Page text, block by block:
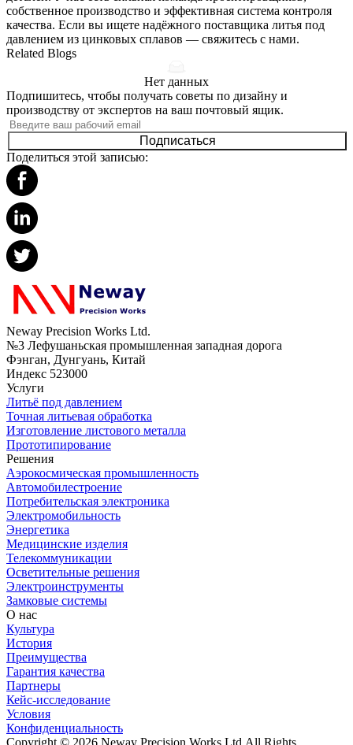
собственное производство и эффективная система контроля
качества. Если вы ищете надёжного поставщика литья под
давлением из цинковых сплавов — свяжитесь с нами.
Related Blogs
Нет данных
Подпишитесь, чтобы получать советы по дизайну и
производству от экспертов на ваш почтовый ящик.
Подписаться
Поделиться этой записью:
Neway Precision Works Ltd.
№3 Лефушаньская промышленная западная дорога
Фэнган, Дунгуань, Китай
Индекс 523000
Услуги
Литьё под давлением
Точная литьевая обработка
Изготовление листового металла
Прототипирование
Решения
Аэрокосмическая промышленность
Автомобилестроение
Потребительская электроника
Электромобильность
Энергетика
Медицинские изделия
Телекоммуникации
Осветительные решения
Электроинструменты
Замковые системы
О нас
Культура
История
Преимущества
Гарантия качества
Партнеры
Кейс-исследование
Условия
Конфиденциальность
Copyright © 2026 Neway Precision Works Ltd. All Rights